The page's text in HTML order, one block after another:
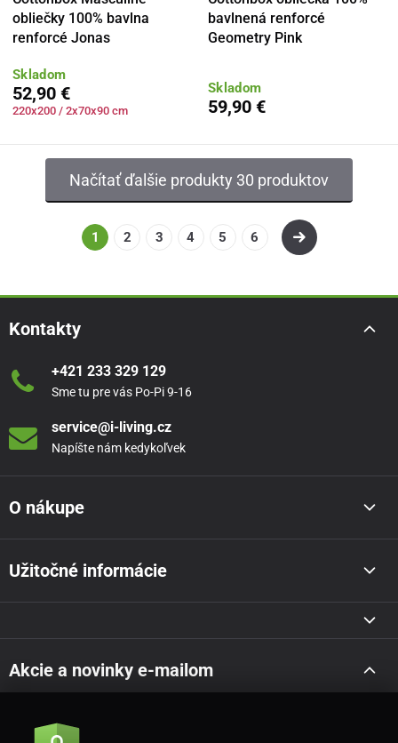
obliečky 100% bavlna
renforcé Jonas
Skladom
52,90 €
220x200 / 2x70x90 cm
bavlnená renforcé
Geometry Pink
Skladom
59,90 €
Načítať ďalšie produkty 30 produktov
1 2 3 4 5 6
Kontakty
+421 233 329 129
Sme tu pre vás Po-Pi 9-16
service@i-living.cz
Napíšte nám kedykoľvek
O nákupe
Užitočné informácie
Akcie a novinky e-mailom